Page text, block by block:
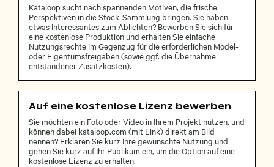
Kataloop sucht nach spannenden Motiven, die frische
Perspektiven in die Stock-Sammlung bringen. Sie haben
etwas Interessantes zum Ablichten? Bewerben Sie sich für
eine kostenlose Produktion und erhalten Sie einfache
Nutzungsrechte im Gegenzug für die erforderlichen Model-
oder Eigentumsfreigaben (sowie ggf. die Übernahme
entstandener Zusatzkosten).
Auf eine kostenlose Lizenz bewerben
Sie möchten ein Foto oder Video in Ihrem Projekt nutzen, und
können dabei kataloop.com (mit Link) direkt am Bild
nennen? Erklären Sie kurz Ihre gewünschte Nutzung und
gehen Sie kurz auf Ihr Publikum ein, um die Option auf eine
kostenlose Lizenz zu erhalten.